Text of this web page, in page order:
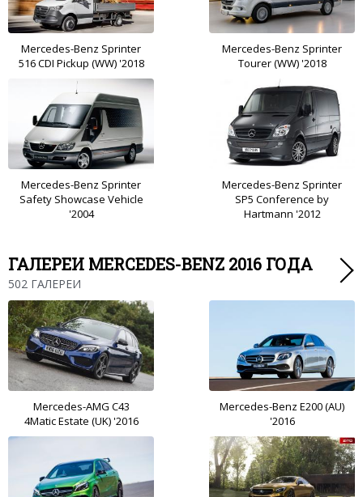
Mercedes-Benz Sprinter
516 CDI Pickup (WW) '2018
Mercedes-Benz Sprinter
Tourer (WW) '2018
Mercedes-Benz Sprinter
Safety Showcase Vehicle
'2004
Mercedes-Benz Sprinter
SP5 Conference by
Hartmann '2012
ГАЛЕРЕИ MERCEDES-BENZ 2016 ГОДА
502 ГАЛЕРЕИ
Mercedes-AMG C43
4Matic Estate (UK) '2016
Mercedes-Benz E200 (AU)
'2016